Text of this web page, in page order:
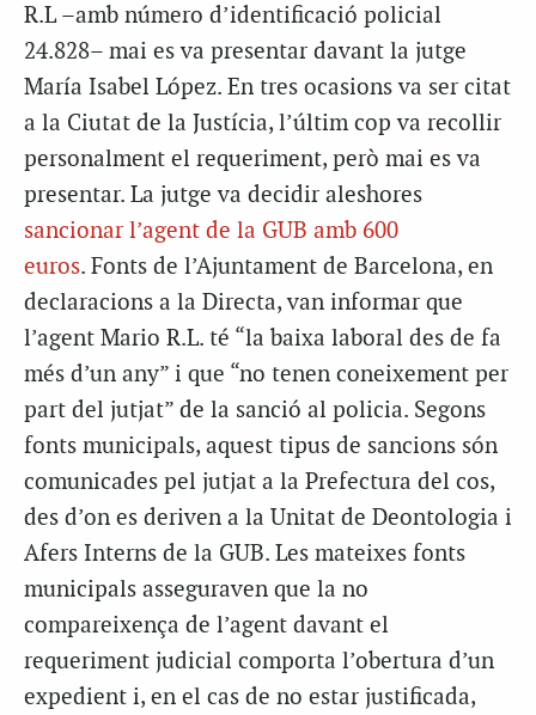
R.L –amb número d’identificació policial
24.828– mai es va presentar davant la jutge
María Isabel López. En tres ocasions va ser citat
a la Ciutat de la Justícia, l’últim cop va recollir
personalment el requeriment, però mai es va
presentar. La jutge va decidir aleshores
sancionar l’agent de la GUB amb 600
euros. Fonts de l’Ajuntament de Barcelona, en
declaracions a la Directa, van informar que
l’agent Mario R.L. té “la baixa laboral des de fa
més d’un any” i que “no tenen coneixement per
part del jutjat” de la sanció al policia. Segons
fonts municipals, aquest tipus de sancions són
comunicades pel jutjat a la Prefectura del cos,
des d’on es deriven a la Unitat de Deontologia i
Afers Interns de la GUB. Les mateixes fonts
municipals asseguraven que la no
compareixença de l’agent davant el
requeriment judicial comporta l’obertura d’un
expedient i, en el cas de no estar justificada,